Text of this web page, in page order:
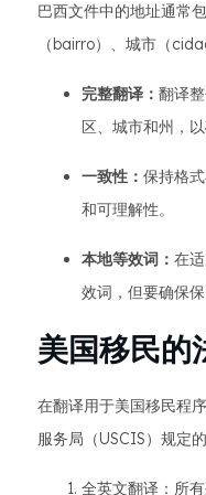
巴西文件中的地址通常
（bairro）、城市（
完整翻译： 翻译
区、城市和州，以
一致性： 保持格
和可理解性。
本地等效词： 在
效词，但要确保
美国移民的
在翻译用于美国移民程
服务局（USCIS）规定
全英文翻译：所